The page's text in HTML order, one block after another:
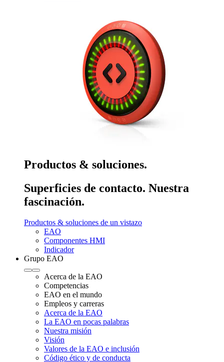
Productos & soluciones.
Superficies de contacto. Nuestra
fascinación.
Productos & soluciones de un vistazo
EAO
Componentes HMI
Indicador
Grupo EAO
Acerca de la EAO
Competencias
EAO en el mundo
Empleos y carreras
Acerca de la EAO
La EAO en pocas palabras
Nuestra misión
Visión
Valores de la EAO e inclusión
Código ético y de conducta